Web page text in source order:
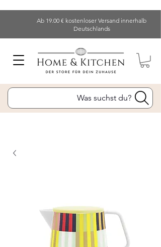
Ab 19.00 € kostenloser Versand innerhalb
Deutschlands
Was suchst du?